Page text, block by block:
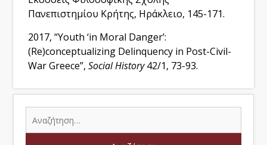
Πανεπιστημίου Κρήτης, Ηράκλειο, 145-171.
2017, “Youth ‘in Moral Danger’:
(Re)conceptualizing Delinquency in Post-Civil-
War Greece”,Social History42/1, 73-93.